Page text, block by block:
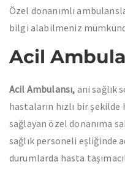
Özel donanımlı
bilgi alabilmeniz
Acil
Acil Ambulansı, ani sağlık
hastaların hızlı bir
sağlayan özel donanıma
sağlık personeli eşliğinde
durumlarda hasta